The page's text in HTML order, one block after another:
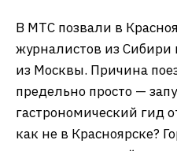
В МТС позвали в
журналистов из
из Москвы. Причина
предельно просто —
гастрономический гид
как не в Красноярске?